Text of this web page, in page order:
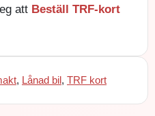
att Beställ TRF-kort
, Lånad bil, TRF kort